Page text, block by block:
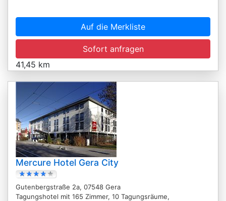
Auf die Merkliste
Sofort anfragen
41,45 km
Mercure Hotel Gera City
Gutenbergstraße 2a, 07548 Gera
Tagungshotel mit 165 Zimmer, 10 Tagungsräume,